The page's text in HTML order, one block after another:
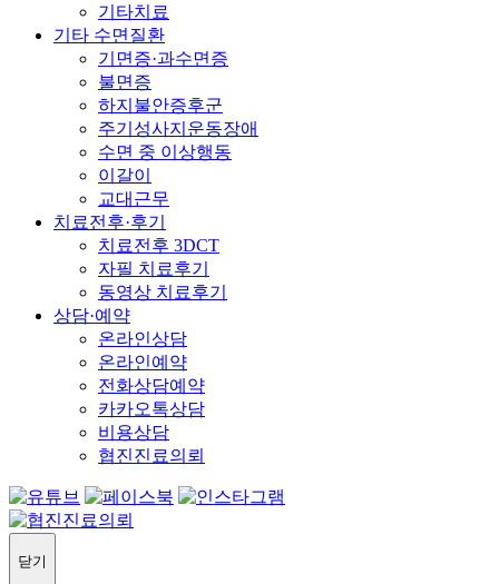
기타치료
기타 수면질환
기면증·과수면증
불면증
하지불안증후군
주기성사지운동장애
수면 중 이상행동
이갈이
교대근무
치료전후·후기
치료전후 3DCT
자필 치료후기
동영상 치료후기
상담·예약
온라인상담
온라인예약
전화상담예약
카카오톡상담
비용상담
협진진료의뢰
닫기